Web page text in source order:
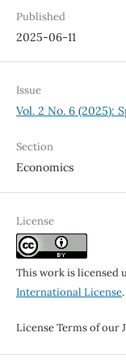
Published
2025-06-11
Issue
Vol. 2 No. 6 (2025):
Section
Economics
License
This work is licensed
International License.
License Terms of our